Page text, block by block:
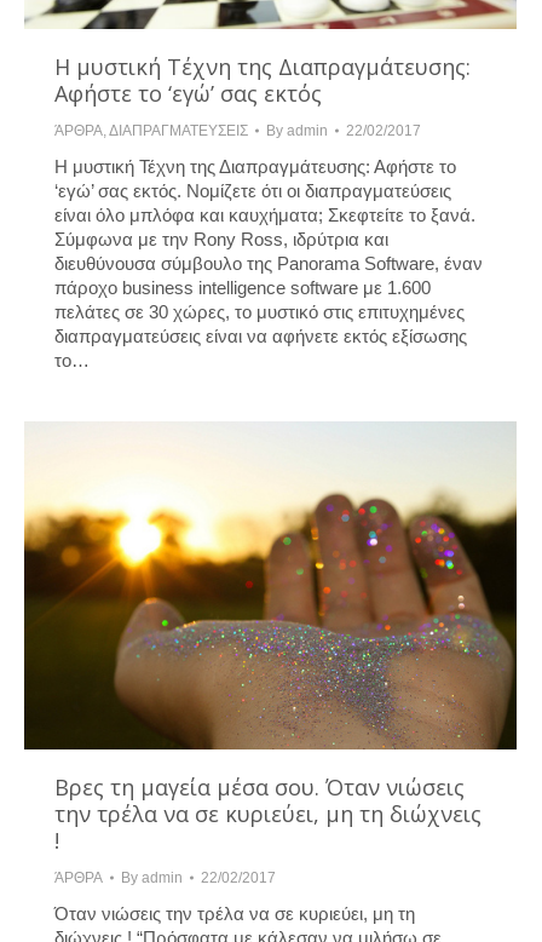
Η μυστική Τέχνη της Διαπραγμάτευσης:
Αφήστε το ‘εγώ’ σας εκτός
ΆΡΘΡΑ ΔΙΑΠΡΑΓΜΑΤΕΥΣΕΙΣ By admin 22/02/2017
Η μυστική Τέχνη της Διαπραγμάτευσης: Αφήστε το
‘εγώ’ σας εκτός. Νομίζετε ότι οι διαπραγματεύσεις
είναι όλο μπλόφα και καυχήματα; Σκεφτείτε το ξανά.
Σύμφωνα με την Rony Ross, ιδρύτρια και
διευθύνουσα σύμβουλο της Panorama Software, έναν
πάροχο business intelligence software με 1.600
πελάτες σε 30 χώρες, το μυστικό στις επιτυχημένες
διαπραγματεύσεις είναι να αφήνετε εκτός εξίσωσης
το…
Βρες τη μαγεία μέσα σου. Όταν νιώσεις
την τρέλα να σε κυριεύει, μη τη διώχνεις
!
ΆΡΘΡΑ By admin 22/02/2017
Όταν νιώσεις την τρέλα να σε κυριεύει, μη τη
διώχνεις ! “Πρόσφατα με κάλεσαν να μιλήσω σε